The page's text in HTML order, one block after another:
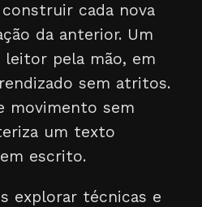
cada nova
da anterior. Um
pela mão, em
sem atritos.
movimento sem
um texto
escrito.
explorar técnicas e